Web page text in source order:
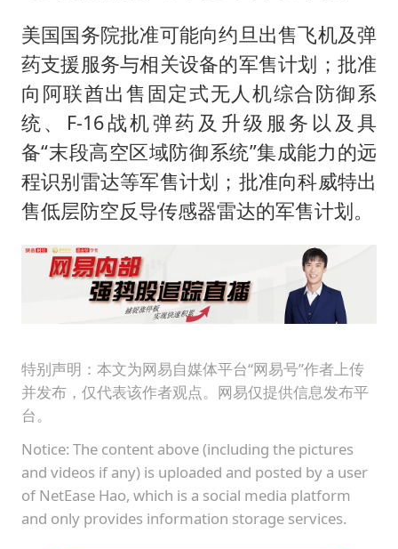
美国国务院批准可能向约旦出售飞机及弹
药支援服务与相关设备的军售计划；批准
向阿联酋出售固定式无人机综合防御系
统、F-16战机弹药及升级服务以及具
备“末段高空区域防御系统”集成能力的远
程识别雷达等军售计划；批准向科威特出
售低层防空反导传感器雷达的军售计划。
特别声明：本文为网易自媒体平台“网易号”作者上传
并发布，仅代表该作者观点。网易仅提供信息发布平
台。
Notice: The content above (including the pictures
and videos if any) is uploaded and posted by a user
of NetEase Hao, which is a social media platform
and only provides information storage services.